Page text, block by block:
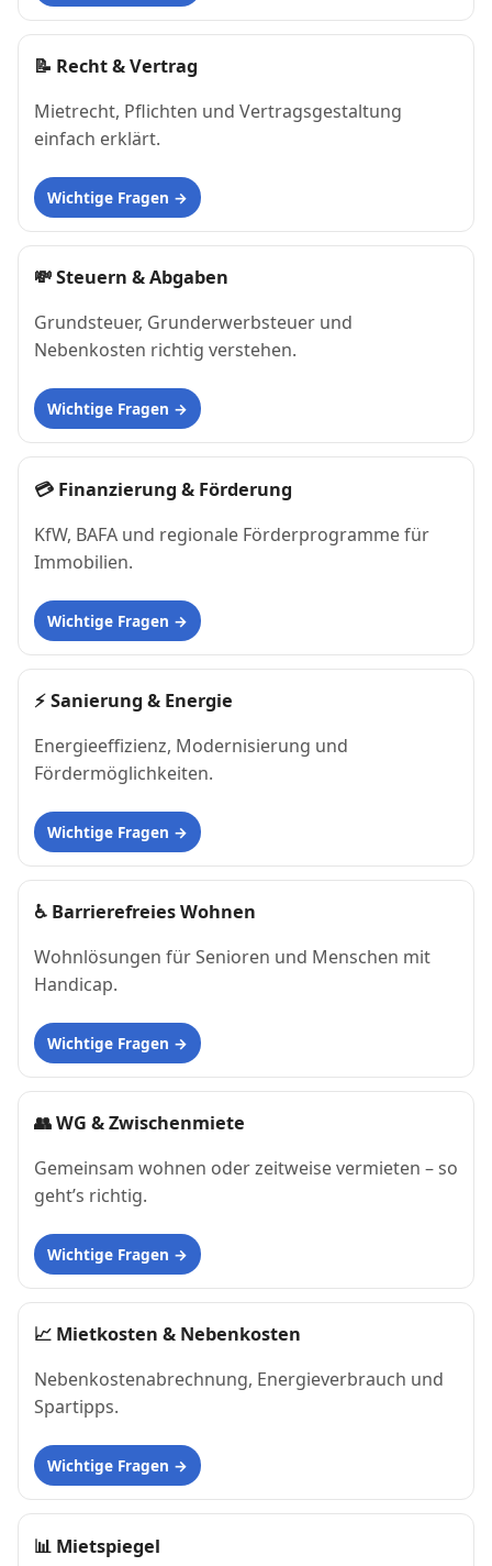
📝 Recht & Vertrag
Mietrecht, Pflichten und Vertragsgestaltung
einfach erklärt.
Wichtige Fragen
💸Steuern & Abgaben
Grundsteuer, Grunderwerbsteuer und
Nebenkosten richtig verstehen.
Wichtige Fragen
💳 Finanzierung & Förderung
KfW, BAFA und regionale Förderprogramme für
Immobilien.
Wichtige Fragen
⚡Sanierung & Energie
Energieeffizienz, Modernisierung und
Fördermöglichkeiten.
Wichtige Fragen
♿ Barrierefreies Wohnen
Wohnlösungen für Senioren und Menschen mit
Handicap.
Wichtige Fragen
👥WG & Zwischenmiete
Gemeinsam wohnen oder zeitweise vermieten – so
geht’s richtig.
Wichtige Fragen
📈 Mietkosten & Nebenkosten
Nebenkostenabrechnung, Energieverbrauch und
Spartipps.
Wichtige Fragen
📊 Mietspiegel